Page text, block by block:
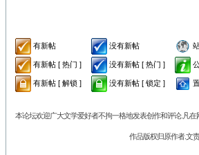
有新帖 没有新帖
有新帖 [ 热门 ] 没有新帖 [ 热门 ]
有新帖 [ 解锁 ] 没有新帖 [ 锁定 ]
本论坛欢迎广大文学爱好者不拘一格地发表创作和评论.凡
作品版权归原作者.文